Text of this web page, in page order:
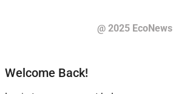
@ 2025 EcoNews
Welcome Back!